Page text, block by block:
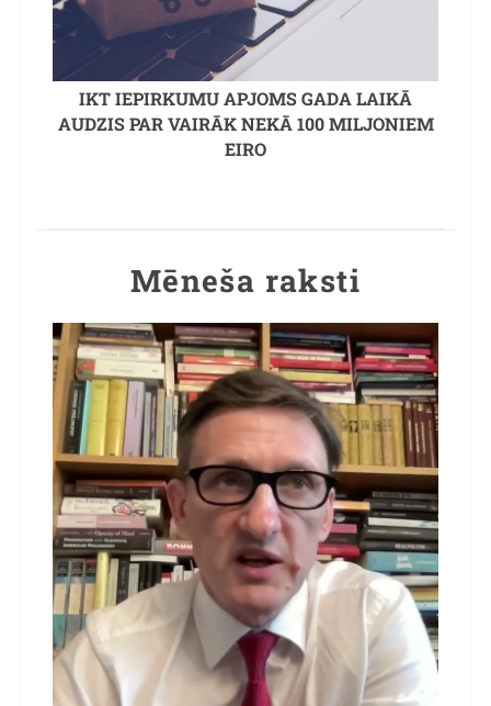
IKT IEPIRKUMU APJOMS GADA LAIKĀ
AUDZIS PAR VAIRĀK NEKĀ 100 MILJONIEM
EIRO
Mēneša raksti